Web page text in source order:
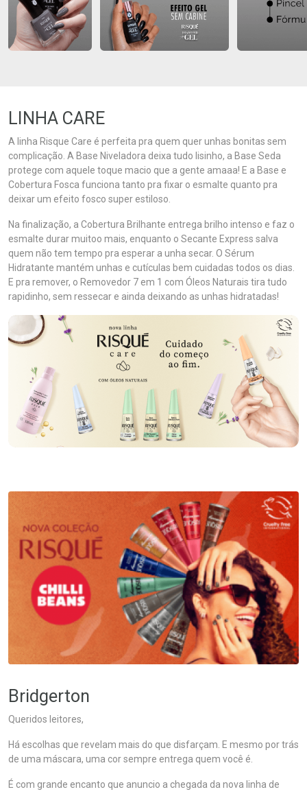
LINHA CARE
A linha Risque Care é perfeita pra quem quer unhas bonitas sem
complicação. A Base Niveladora deixa tudo lisinho, a Base Seda
protege com aquele toque macio que a gente amaaa! E a Base e
Cobertura Fosca funciona tanto pra fixar o esmalte quanto pra
deixar um efeito fosco super estiloso.
Na finalização, a Cobertura Brilhante entrega brilho intenso e faz o
esmalte durar muitoo mais, enquanto o Secante Express salva
quem não tem tempo pra esperar a unha secar. O Sérum
Hidratante mantém unhas e cutículas bem cuidadas todos os dias.
E pra remover, o Removedor 7 em 1 com Óleos Naturais tira tudo
rapidinho, sem ressecar e ainda deixando as unhas hidratadas!
Bridgerton
Queridos leitores,
Há escolhas que revelam mais do que disfarçam. E mesmo por trás
de uma máscara, uma cor sempre entrega quem você é.
É com grande encanto que anuncio a chegada da nova linha de